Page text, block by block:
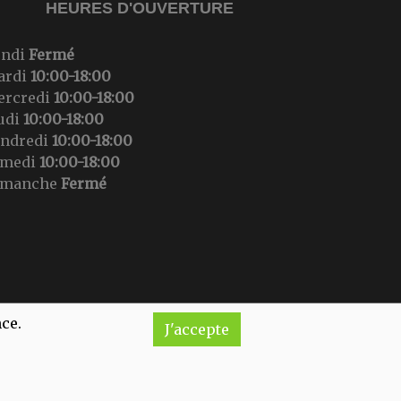
J'accepte
HEURES D'OUVERTURE
Fermé
10:00-18:00
10:00-18:00
10:00-18:00
10:00-18:00
10:00-18:00
Fermé